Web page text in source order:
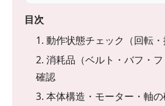
目次
1. 動作状態チェック（回転・
2. 消耗品（ベルト・バフ・
確認
3. 本体構造・モーター・軸